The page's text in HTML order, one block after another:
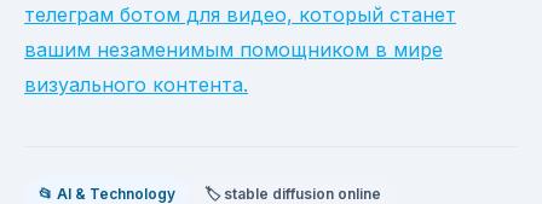
телеграм ботом для видео, который станет
вашим незаменимым помощником в мире
визуального контента.
📂 AI & Technology 🏷️ stable diffusion online